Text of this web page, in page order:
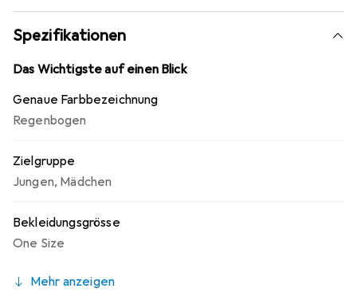
kombinierbare Poncho mit weissen Fransen ab, die in
Schlaufen-Optik gehalten sind. Hingucker!.
Spezifikationen
Das Wichtigste auf einen Blick
Genaue Farbbezeichnung
Regenbogen
Zielgruppe
Jungen, Mädchen
Bekleidungsgrösse
One Size
Mehr anzeigen